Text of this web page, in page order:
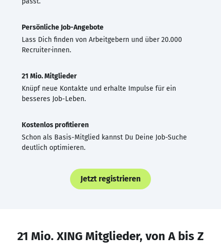
Persönliche Job-Angebote
Lass Dich finden von Arbeitgebern und über 20.000
Recruiter·innen.
21 Mio. Mitglieder
Knüpf neue Kontakte und erhalte Impulse für ein
besseres Job-Leben.
Kostenlos profitieren
Schon als Basis-Mitglied kannst Du Deine Job-Suche
deutlich optimieren.
Jetzt registrieren
21 Mio. XING Mitglieder, von A bis Z